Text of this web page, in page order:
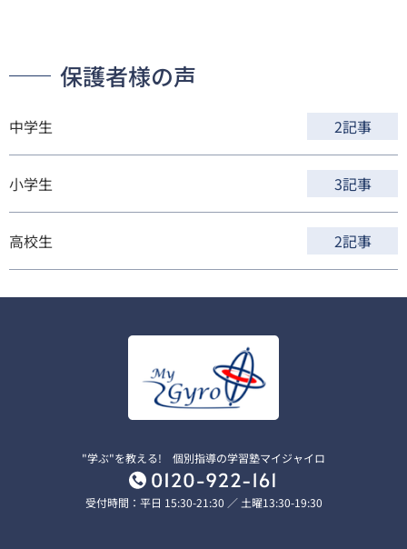
保護者様の声
中学生 2記事
小学生 3記事
高校生 2記事
"学ぶ"を教える! 個別指導の学習塾マイジャイロ
受付時間：平日 15:30-21:30 ／ 土曜13:30-19:30